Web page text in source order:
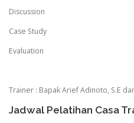
Discussion
Case Study
Evaluation
Trainer : Bapak Arief Adinoto, S.E
Jadwal Pelatihan Casa